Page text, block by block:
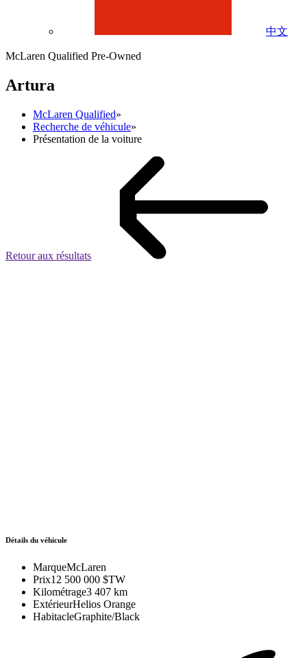
中文
McLaren Qualified Pre-Owned
Artura
McLaren Qualified»
Recherche de véhicule»
Présentation de la voiture
Retour aux résultats
Détails du véhicule
MarqueMcLaren
Prix12 500 000 $TW
Kilométrage3 407 km
ExtérieurHelios Orange
HabitacleGraphite/Black